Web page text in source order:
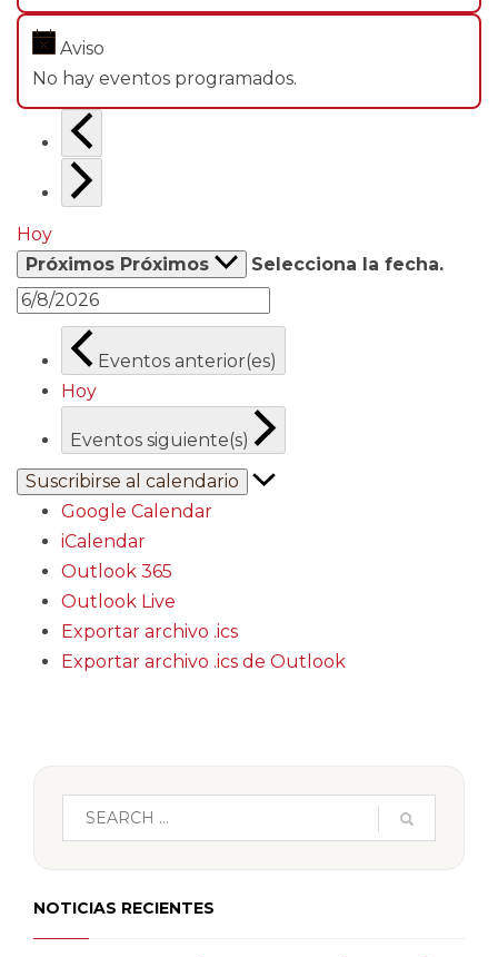
Aviso
No hay eventos programados.
Hoy
Próximos Próximos Selecciona la fecha.
Eventos anterior(es)
Hoy
Eventos siguiente(s)
Suscribirse al calendario
Google Calendar
iCalendar
Outlook 365
Outlook Live
Exportar archivo .ics
Exportar archivo .ics de Outlook
NOTICIAS RECIENTES